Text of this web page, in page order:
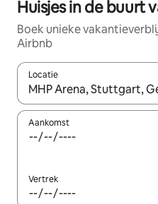
Huisjes in de buurt
Boek unieke
Airbnb
Locatie
Wanneer er suggesties
Aankomst
Vertrek